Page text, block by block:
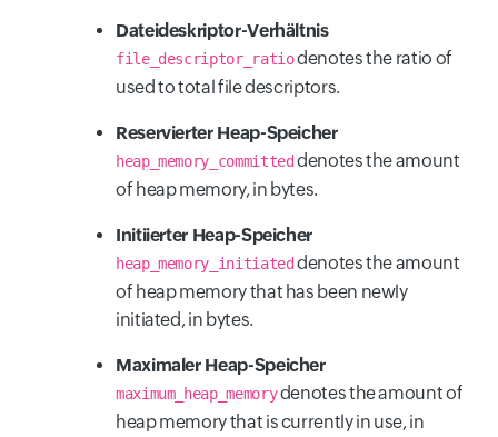
Dateideskriptor-Verhältnis
file_descriptor_ratiodenotes the ratio of
used to total file descriptors.
Reservierter Heap-Speicher
heap_memory_committeddenotes the amount
of heap memory, in bytes.
Initiierter Heap-Speicher
heap_memory_initiateddenotes the amount
of heap memory that has been newly
initiated, in bytes.
Maximaler Heap-Speicher
maximum_heap_memorydenotes the amount of
heap memory that is currently in use, in